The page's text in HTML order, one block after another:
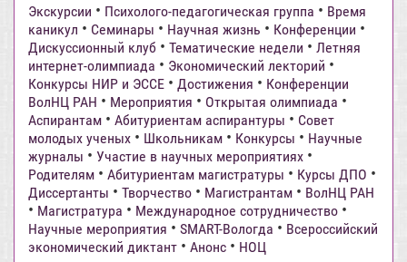
Экскурсии • Психолого-педагогическая группа • Время
каникул • Семинары • Научная жизнь • Конференции •
Дискуссионный клуб • Тематические недели • Летняя
интернет-олимпиада • Экономический лекторий •
Конкурсы НИР и ЭССЕ • Достижения • Конференции
ВолНЦ РАН • Мероприятия • Открытая олимпиада •
Аспирантам • Абитуриентам аспирантуры • Совет
молодых ученых • Школьникам • Конкурсы • Научные
журналы • Участие в научных мероприятиях •
Родителям • Абитуриентам магистратуры • Курсы ДПО •
Диссертанты • Творчество • Магистрантам • ВолНЦ РАН
• Магистратура • Международное сотрудничество •
Научные мероприятия • SMART-Вологда • Всероссийский
экономический диктант • Анонс • НОЦ